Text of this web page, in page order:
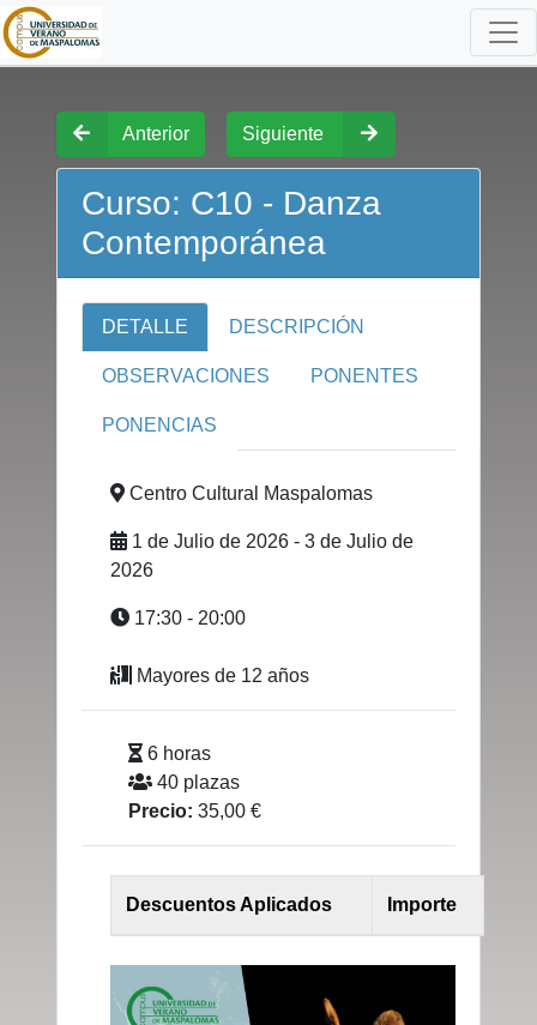
Anterior Siguiente
Curso: C10 - Danza
Contemporánea
DETALLE DESCRIPCIÓN
OBSERVACIONES PONENTES
PONENCIAS
Centro Cultural Maspalomas
1 de Julio de 2026 - 3 de Julio de
2026
17:30 - 20:00
Mayores de 12 años
6 horas
40 plazas
Precio: 35,00 €
Descuentos Aplicados Importe